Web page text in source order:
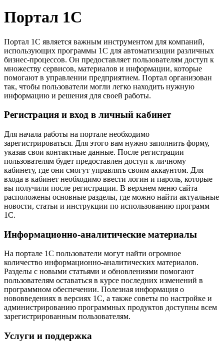
Портал 1С
Портал 1С является важным инструментом для компаний,
использующих программы 1С для автоматизации различных
бизнес-процессов. Он предоставляет пользователям доступ к
множеству сервисов, материалов и информации, которые
помогают в управлении предприятием. Портал организован
так, чтобы пользователи могли легко находить нужную
информацию и решения для своей работы.
Регистрация и вход в личный кабинет
Для начала работы на портале необходимо
зарегистрироваться. Для этого вам нужно заполнить форму,
указав свои контактные данные. После регистрации
пользователям будет предоставлен доступ к личному
кабинету, где они смогут управлять своим аккаунтом. Для
входа в кабинет необходимо ввести логин и пароль, которые
вы получили после регистрации. В верхнем меню сайта
расположены основные разделы, где можно найти актуальные
новости, статьи и инструкции по использованию программ
1С.
Информационно-аналитические материалы
На портале 1С пользователи могут найти огромное
количество информационно-аналитических материалов.
Разделы с новыми статьями и обновлениями помогают
пользователям оставаться в курсе последних изменений в
программном обеспечении. Полезная информация о
нововведениях в версиях 1С, а также советы по настройке и
администрированию программных продуктов доступны всем
зарегистрированным пользователям.
Услуги и поддержка